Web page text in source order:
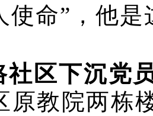
使命”，他
社区下沉党
原教院两栋